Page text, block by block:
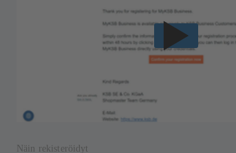
Näin rekisteröidyt